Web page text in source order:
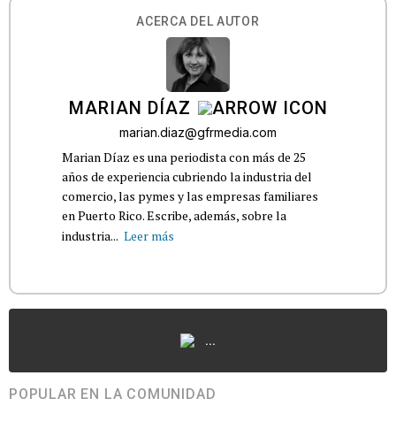
ACERCA DEL AUTOR
MARIAN DÍAZ
marian.diaz@gfrmedia.com
Marian Díaz es una periodista con más de 25
años de experiencia cubriendo la industria del
comercio, las pymes y las empresas familiares
en Puerto Rico. Escribe, además, sobre la
industria... Leer más
...
POPULAR EN LA COMUNIDAD